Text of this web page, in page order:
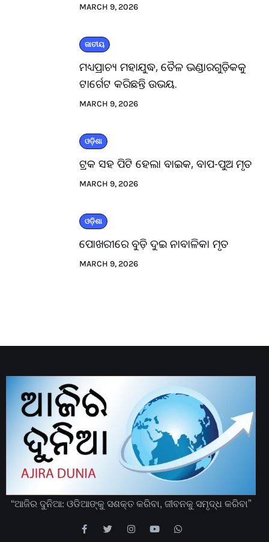
MARCH 9, 2026
ଜାତୀୟ
ମଧ୍ୟପ୍ରାଚ୍ୟ ମହାଯୁଦ୍ଧ, ତୈଳ ଭଣ୍ଡାରଗୁଡ଼ିକକୁ
ଟାର୍ଗେଟ କରିଛନ୍ତି ଉଭୟ.
MARCH 9, 2026
ଓଡ଼ିଶା
ଟ୍ରକ ସହ ପିଟି ହେଲା ବାଇକ, ବାପ-ପୁଅ ମୃତ
MARCH 9, 2026
ଓଡ଼ିଶା
ପୋଖରୀରେ ବୁଡ଼ି ଦୁଇ ନାବାଳିକା ମୃତ
MARCH 9, 2026
“ଆଜିର ଦୁନିଆ: ଓଡିଆଙ୍କୁ ସଶକ୍ତ କରିବା, ଜୀବନକୁ ସମୃଦ୍ଧ କରିବା”